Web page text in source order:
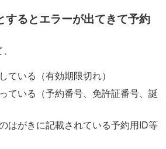
するとエラーが出てきて予約
ている（有効期限切れ）
ている（予約番号、免許証番号、誕
はがきに記載されている予約用ID等